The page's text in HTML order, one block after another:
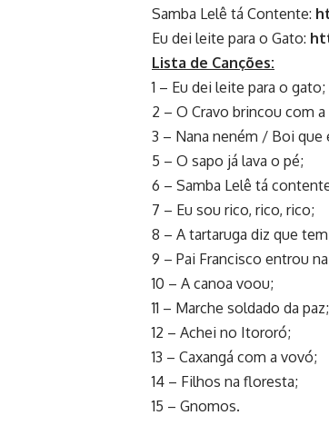
Samba Lelê tá Contente:
Eu dei leite para o Gato:
Lista de Canções:
1 – Eu dei leite para o gato;
2 – O Cravo brincou com a
3 – Nana neném / Boi
5 – O sapo já lava o pé;
6 – Samba Lelê tá
7 – Eu sou rico, rico, rico;
8 – A tartaruga diz que
9 – Pai Francisco entrou
10 – A canoa voou;
11 – Marche soldado da paz;
12 – Achei no Itororó;
13 – Caxangá com a vovó;
14 – Filhos na floresta;
15 – Gnomos.